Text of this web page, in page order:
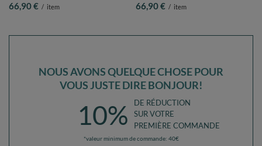
Taille
66,90 € / item
Multi-Taille
66,90 € / item
NOUS AVONS QUELQUE CHOSE POUR
VOUS JUSTE DIRE BONJOUR!
10%
DE RÉDUCTION
SUR VOTRE
PREMIÈRE COMMANDE
*valeur minimum de commande: 40€